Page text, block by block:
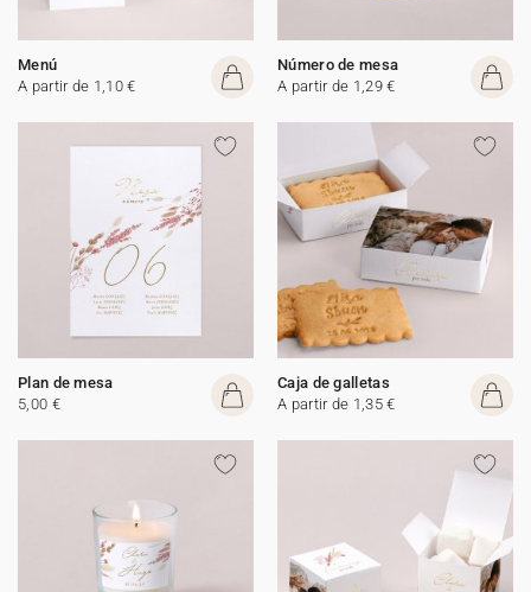
Menú
A partir de 1,10 €
Número de mesa
A partir de 1,29 €
Plan de mesa
5,00 €
Caja de galletas
A partir de 1,35 €